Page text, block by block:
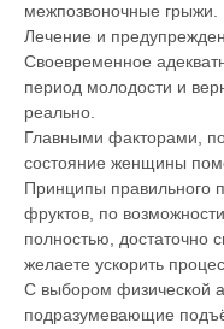
межпозвоночные грыжи.
Лечение и
Своевременное
период молодости и
реально.
Главными факторами,
состояние женщины
Принципы правильного
фруктов, по
полностью, достаточно
желаете ускорить
С выбором физической
подразумевающие